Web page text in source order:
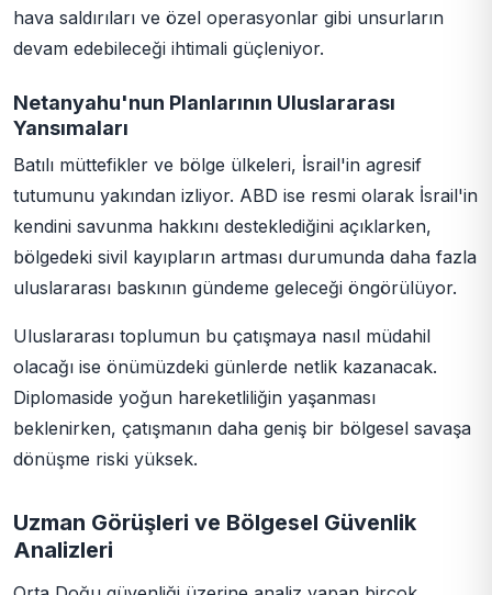
hava saldırıları ve özel operasyonlar gibi unsurların
devam edebileceği ihtimali güçleniyor.
Netanyahu'nun Planlarının Uluslararası
Yansımaları
Batılı müttefikler ve bölge ülkeleri, İsrail'in agresif
tutumunu yakından izliyor. ABD ise resmi olarak İsrail'in
kendini savunma hakkını desteklediğini açıklarken,
bölgedeki sivil kayıpların artması durumunda daha fazla
uluslararası baskının gündeme geleceği öngörülüyor.
Uluslararası toplumun bu çatışmaya nasıl müdahil
olacağı ise önümüzdeki günlerde netlik kazanacak.
Diplomaside yoğun hareketliliğin yaşanması
beklenirken, çatışmanın daha geniş bir bölgesel savaşa
dönüşme riski yüksek.
Uzman Görüşleri ve Bölgesel Güvenlik
Analizleri